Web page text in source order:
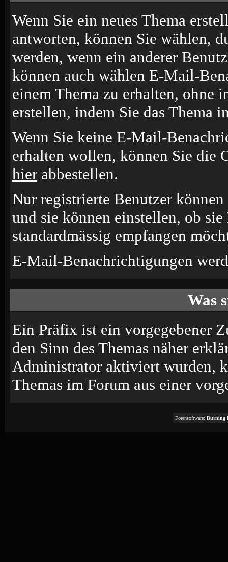
Wenn Sie ein neues Thema
antworten, können Sie wählen,
werden, wenn ein anderer
können auch wählen E-Mail-
einem Thema zu erhalten, ohne
erstellen, indem Sie das Thema
Wenn Sie keine E-Mail-
erhalten wollen, können Sie die
hier abbestellen.
Nur registrierte Benutzer
und sie können einstellen, ob
standardmässig empfangen
E-Mail-Benachrichtigungen
Was
Ein Präfix ist ein vorgegebener
den Sinn des Themas näher
Administrator aktiviert wurden,
Themas im Forum aus einer
Forensoftware: Burning